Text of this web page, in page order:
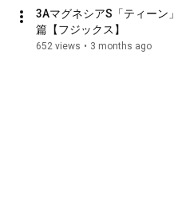
3AマグネシアS「ティーン」
篇【フジックス】
652 views • 3 months ago